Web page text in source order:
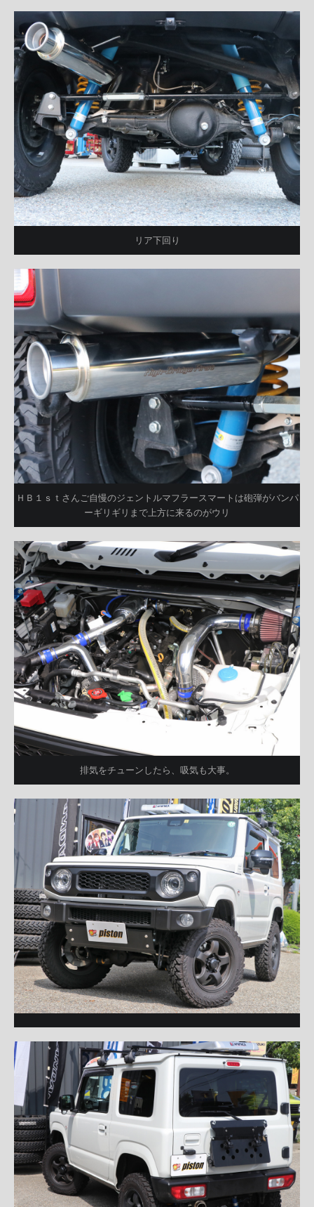
リア下回り
ＨＢ１ｓｔさんご自慢のジェントルマフラースマートは砲弾がバンパ
ーギリギリまで上方に来るのがウリ
排気をチューンしたら、吸気も大事。